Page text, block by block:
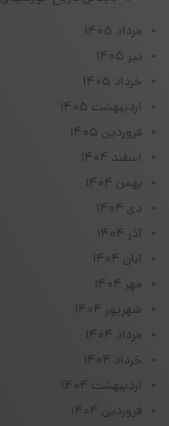
مرداد ۱۴۰۵
تیر ۱۴۰۵
خرداد ۱۴۰۵
اردیبهشت ۱۴۰۵
فروردین ۱۴۰۵
اسفند ۱۴۰۴
بهمن ۱۴۰۴
دی ۱۴۰۴
آذر ۱۴۰۴
آبان ۱۴۰۴
مهر ۱۴۰۴
شهریور ۱۴۰۴
مرداد ۱۴۰۴
خرداد ۱۴۰۴
اردیبهشت ۱۴۰۴
فروردین ۱۴۰۴